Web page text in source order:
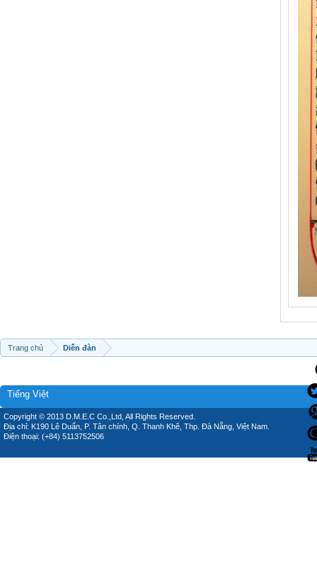
Trang chủ Diễn đàn
Tiếng Việt
Copyright © 2013 D.M.E.C Co.,Ltd, All Rights Reserved.
Địa chỉ: K190 Lê Duẩn, P. Tân chính, Q. Thanh Khê, Thp. Đà Nẵng, Việt Nam.
Điện thoại: (+84) 5113752506